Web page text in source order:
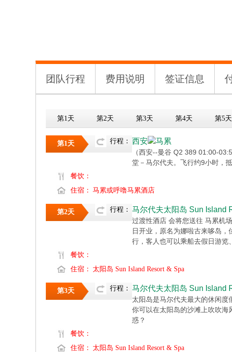
团队行程 费用说明 签证信息
第1天 第2天 第3天 第4天 第5天
第1天 行程： 西安 马累
（西安--曼谷 Q2 389 01:00-
堂－马尔代夫。飞行约9小时，
餐饮：
住宿： 马累或呼噜马累酒店
第2天 行程： 马尔代夫太阳岛 Sun Island
过渡性酒店 会将您送往 马累机
日开业，原名为娜啦古来哆岛
行，客人也可以乘船去假日游览
餐饮：
住宿：
太阳岛 Sun Island Resort & Spa
第3天 行程： 马尔代夫太阳岛 Sun Island
太阳岛是马尔代夫最大的休闲
你可以在太阳岛的沙滩上吹吹海
惑？
餐饮：
住宿：
太阳岛 Sun Island Resort & Spa